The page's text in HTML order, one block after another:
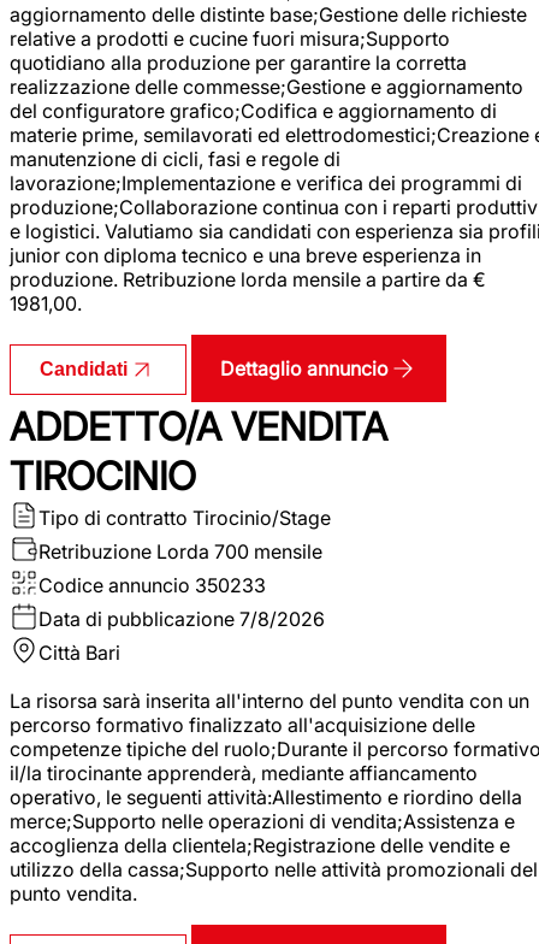
aggiornamento delle distinte base;Gestione delle richieste
relative a prodotti e cucine fuori misura;Supporto
quotidiano alla produzione per garantire la corretta
realizzazione delle commesse;Gestione e aggiornamento
del configuratore grafico;Codifica e aggiornamento di
materie prime, semilavorati ed elettrodomestici;Creazione
manutenzione di cicli, fasi e regole di
lavorazione;Implementazione e verifica dei programmi di
produzione;Collaborazione continua con i reparti
e logistici. Valutiamo sia candidati con esperienza sia
junior con diploma tecnico e una breve esperienza in
produzione. Retribuzione lorda mensile a partire da €
1981,00.
Candidati Dettaglio annuncio
ADDETTO/A VENDITA
TIROCINIO
Tipo di contratto Tirocinio/Stage
Retribuzione Lorda 700 mensile
Codice annuncio 350233
Data di pubblicazione 7/8/2026
Città Bari
La risorsa sarà inserita all'interno del punto vendita con un
percorso formativo finalizzato all'acquisizione delle
competenze tipiche del ruolo;Durante il percorso
il/la tirocinante apprenderà, mediante affiancamento
operativo, le seguenti attività:Allestimento e riordino della
merce;Supporto nelle operazioni di vendita;Assistenza e
accoglienza della clientela;Registrazione delle vendite e
utilizzo della cassa;Supporto nelle attività promozionali del
punto vendita.